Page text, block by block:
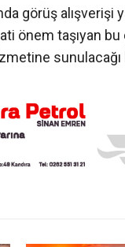
görüş
önem taşıyan
sunulacağı